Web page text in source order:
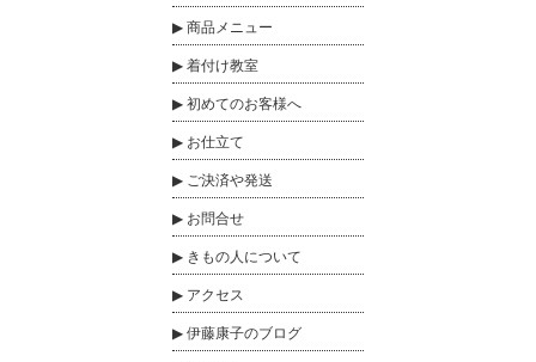
商品メニュー
着付け教室
初めてのお客様へ
お仕立て
ご決済や発送
お問合せ
きもの人について
アクセス
伊藤康子のブログ